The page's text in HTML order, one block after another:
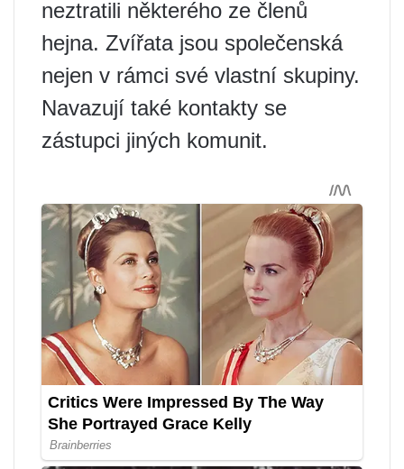
neztratili některého ze členů
hejna. Zvířata jsou společenská
nejen v rámci své vlastní skupiny.
Navazují také kontakty se
zástupci jiných komunit.